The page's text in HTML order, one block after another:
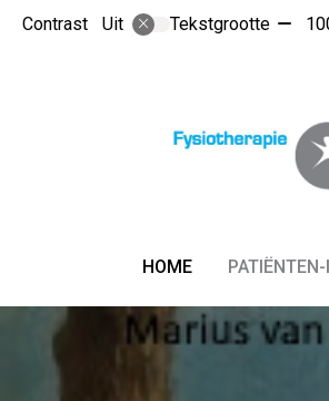
Contrast Uit Tekstgrootte Tekst
Hoofdmenu
HOME